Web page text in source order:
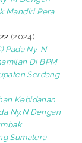
Mandiri Pera
(2024)
Pada Ny. N
Di BPM
Serdang
Kebidanan
Ny.N Dengan
Sumatera